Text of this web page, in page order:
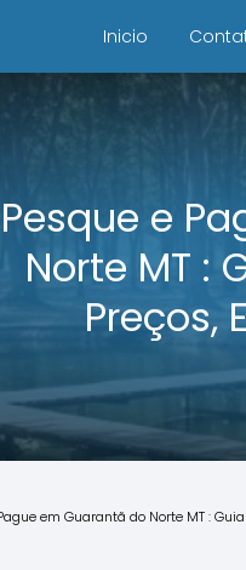
Inicio
Pesque e
Norte MT :
Preços,
em Guarantã do Norte MT :